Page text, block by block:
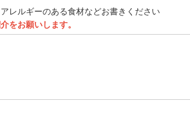
レルギーのある食材などお書きください
をお願いします。